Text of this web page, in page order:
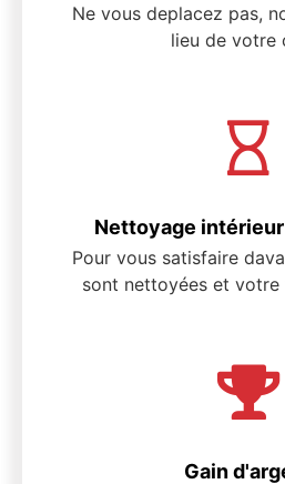
Ne vous deplacez pas,
lieu de votre
Nettoyage
Pour vous satisfaire
sont nettoyées et votre
Gain